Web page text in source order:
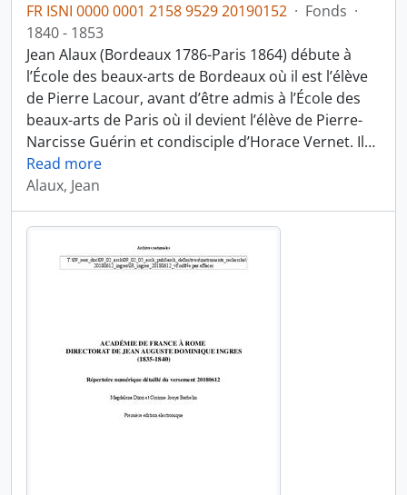
FR ISNI 0000 0001 2158 9529 20190152 · Fonds ·
1840 - 1853
Jean Alaux (Bordeaux 1786-Paris 1864) débute à
l’École des beaux-arts de Bordeaux où il est l’élève
de Pierre Lacour, avant d’être admis à l’École des
beaux-arts de Paris où il devient l’élève de Pierre-
Narcisse Guérin et condisciple d’Horace Vernet. Il…
Read more
Alaux, Jean